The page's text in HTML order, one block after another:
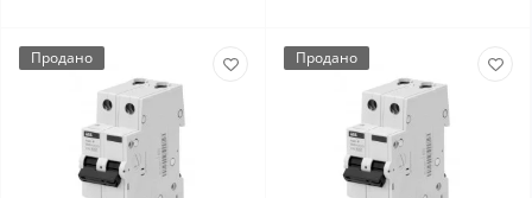
Продано Продано